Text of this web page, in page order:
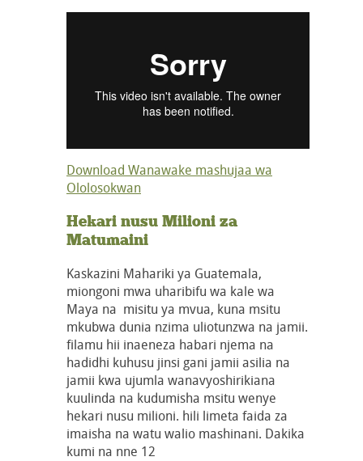
Download Wanawake mashujaa wa
Ololosokwan
Hekari nusu Milioni za
Matumaini
Kaskazini Mahariki ya Guatemala,
miongoni mwa uharibifu wa kale wa
Maya na misitu ya mvua, kuna msitu
mkubwa dunia nzima uliotunzwa na jamii.
filamu hii inaeneza habari njema na
hadidhi kuhusu jinsi gani jamii asilia na
jamii kwa ujumla wanavyoshirikiana
kuulinda na kudumisha msitu wenye
hekari nusu milioni. hili limeta faida za
imaisha na watu walio mashinani. Dakika
kumi na nne 12